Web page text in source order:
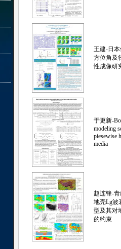
王建-日
方位角及
性成像研
于更新-
modeling
piesewise
media
赵连锋-
地壳Lg波
型及其对
的约束